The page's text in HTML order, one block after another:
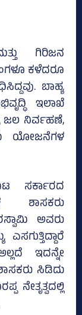
ಗಿರಿಜನ
ಕಳೆದರೂ
ಬಾಹ್ಯ
ಇಲಾಖೆ
ಜಲ ನಿರ್ವಹಣೆ,
ಯೋಜನೆಗಳ
ಸರ್ಕಾರದ
ಶಾಸಕರು
ಅವರು
ಇದನ್ನೇ
ಸಿಡಿದು